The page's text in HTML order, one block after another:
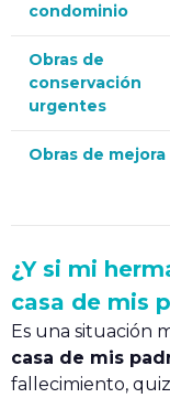
condominio
Obras de
conservación
urgentes
Obras de mejora
¿Y si mi
casa de mis
Es una situación
casa de mis
fallecimiento,